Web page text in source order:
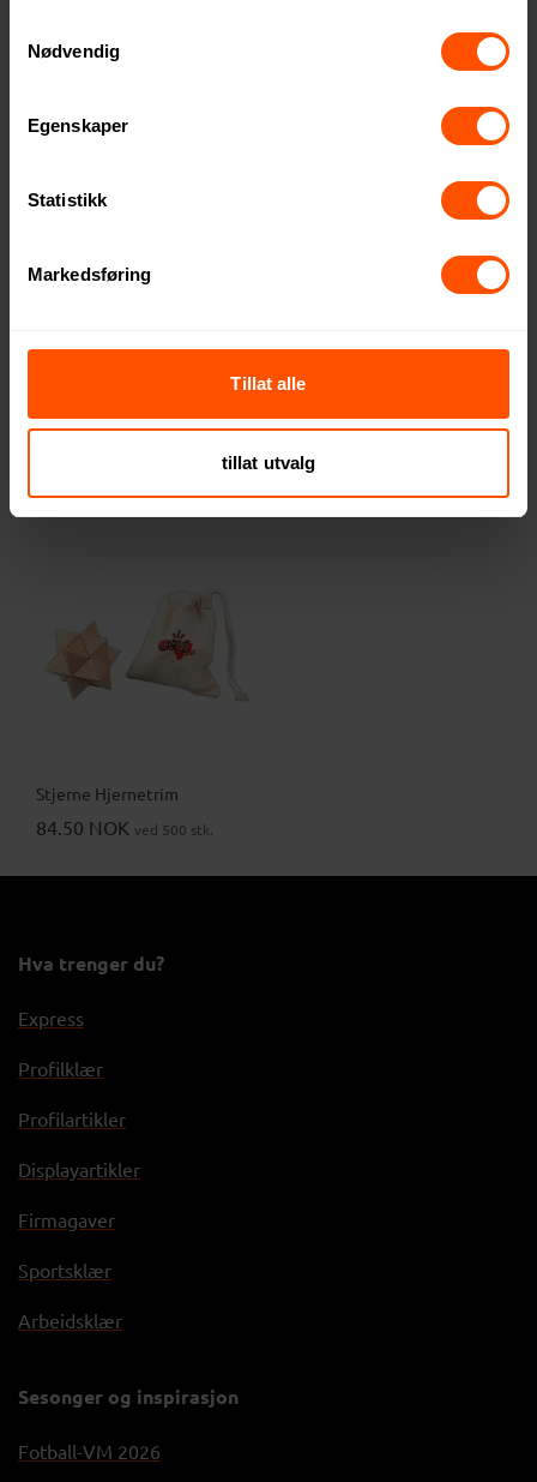
Nødvendig
Egenskaper
Statistikk
Markedsføring
Tillat alle
tillat utvalg
Stjerne Hjernetrim
84.50 NOK ved 500 stk.
Hva trenger du?
Express
Profilklær
Profilartikler
Displayartikler
Firmagaver
Sportsklær
Arbeidsklær
Sesonger og inspirasjon
Fotball-VM 2026